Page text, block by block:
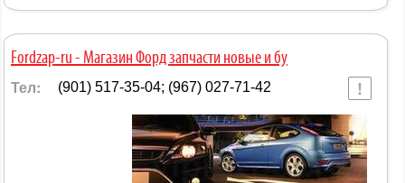
Fordzap-ru - Магазин Форд запчасти новые и бу
Тел: (901) 517-35-04; (967) 027-71-42